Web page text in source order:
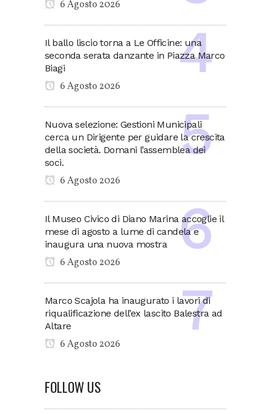
6 Agosto 2026
Il ballo liscio torna a Le Officine: una
seconda serata danzante in Piazza Marco
Biagi
6 Agosto 2026
Nuova selezione: Gestioni Municipali
cerca un Dirigente per guidare la crescita
della società. Domani l’assemblea dei
soci.
6 Agosto 2026
Il Museo Civico di Diano Marina accoglie il
mese di agosto a lume di candela e
inaugura una nuova mostra
6 Agosto 2026
Marco Scajola ha inaugurato i lavori di
riqualificazione dell’ex lascito Balestra ad
Altare
6 Agosto 2026
FOLLOW US